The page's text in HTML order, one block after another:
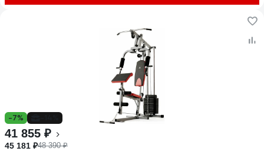
-7%
41 855 ₽
45 181 ₽48 390 ₽